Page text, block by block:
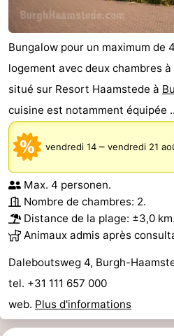
Bungalow pour un maximum de
logement avec deux chambres
situé sur Resort Haamstede à
cuisine est notamment équipée
vendredi 14 – vendredi 21
Max. 4 personen.
Nombre de chambres: 2.
Distance de la plage: ±3,0 km.
Animaux admis après
Daleboutsweg 4, Burgh-
tel. +31 111 657 000
web. Plus d'informations